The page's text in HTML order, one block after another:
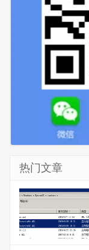
热门文章